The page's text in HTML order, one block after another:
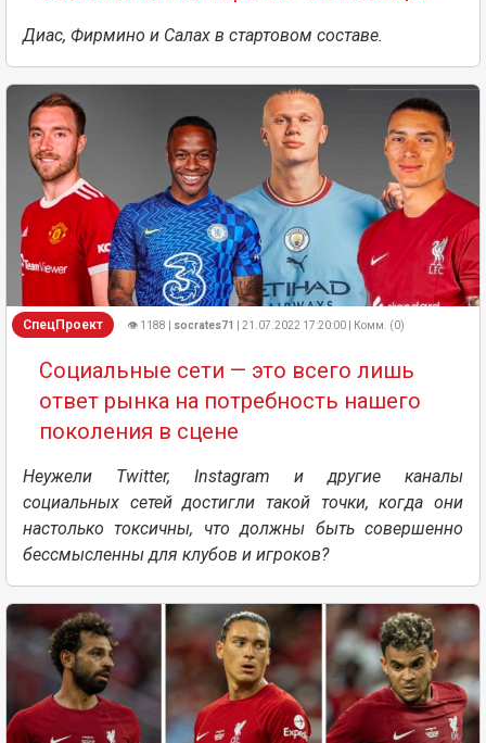
Диас, Фирмино и Салах в стартовом составе.
СпецПроект 👁 1188 | socrates71 | 21.07.2022 17:20:00 | Комм. (0)
Социальные сети — это всего лишь
ответ рынка на потребность нашего
поколения в сцене
Неужели Тwitter, Instagram и другие каналы
социальных сетей достигли такой точки, когда они
настолько токсичны, что должны быть совершенно
бессмысленны для клубов и игроков?